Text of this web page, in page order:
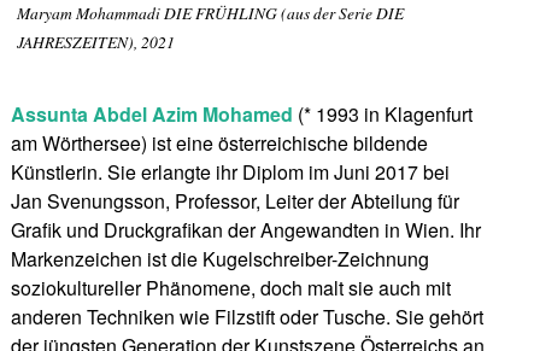
Maryam Mohammadi DIE FRÜHLING (aus der Serie DIE
JAHRESZEITEN), 2021
Assunta Abdel Azim Mohamed (* 1993 in Klagenfurt
am Wörthersee) ist eine österreichische bildende
Künstlerin. Sie erlangte ihr Diplom im Juni 2017 bei
Jan Svenungsson, Professor, Leiter der Abteilung für
Graﬁk und Druckgraﬁkan der Angewandten in Wien. Ihr
Markenzeichen ist die Kugelschreiber-Zeichnung
soziokultureller Phänomene, doch malt sie auch mit
anderen Techniken wie Filzstift oder Tusche. Sie gehört